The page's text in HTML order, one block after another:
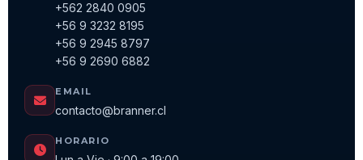
+562 2840 0905
+56 9 3232 8195
+56 9 2945 8797
+56 9 2690 6882
EMAIL
contacto@branner.cl
HORARIO